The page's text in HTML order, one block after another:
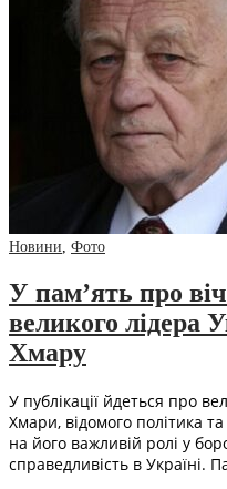
Новини, Фото
У пам’ять про
великого лідера
Хмару
У публікації йдеться про
Хмари, відомого політика
на його важливій ролі у
справедливість в Україні.